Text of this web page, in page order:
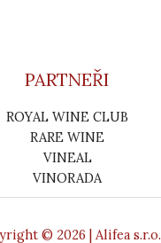
PARTNEŘI
ROYAL WINE CLUB
RARE WINE
VINEAL
VINORADA
© 2026 | Alifea s.r.o.